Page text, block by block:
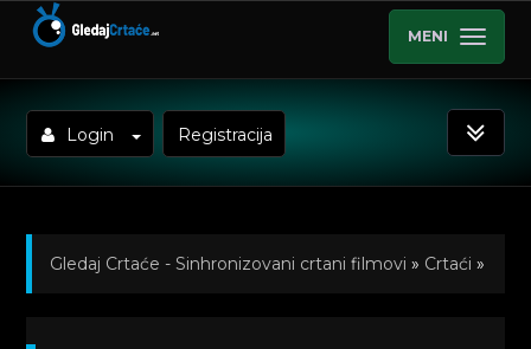
MENI
Login Registracija
Gledaj Crtaće - Sinhronizovani crtani filmovi » Crtaći »